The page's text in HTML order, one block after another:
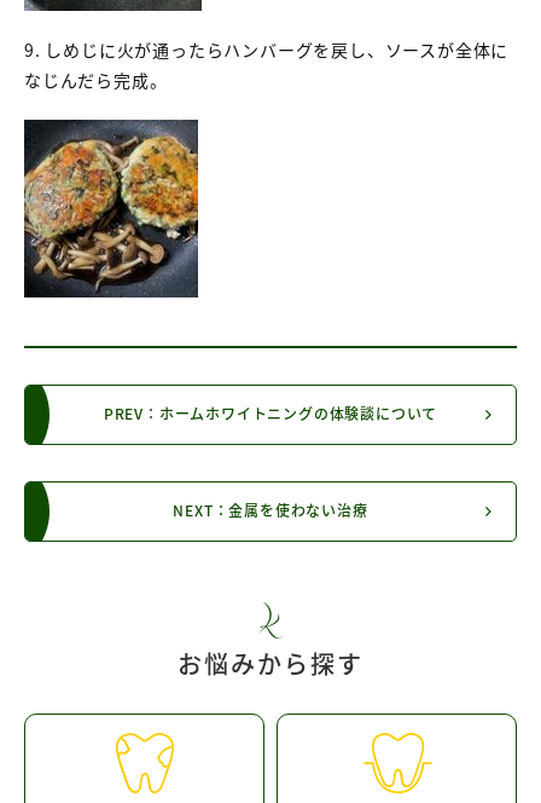
9. しめじに火が通ったらハンバーグを戻し、ソースが全体に
なじんだら完成。
PREV：ホームホワイトニングの体験談について
NEXT：金属を使わない治療
お悩みから探す